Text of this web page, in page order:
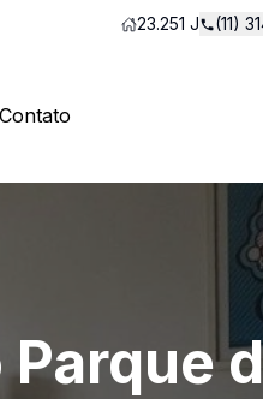
23.251 J (11)